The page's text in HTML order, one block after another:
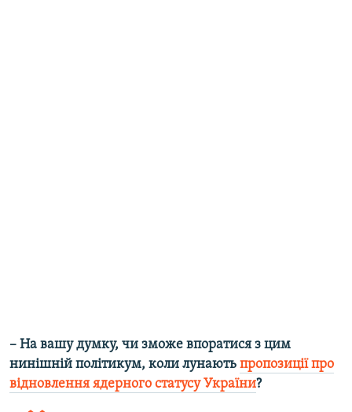
– На вашу думку, чи зможе впоратися з цим
нинішній політикум, коли лунають пропозиції про
відновлення ядерного статусу України?